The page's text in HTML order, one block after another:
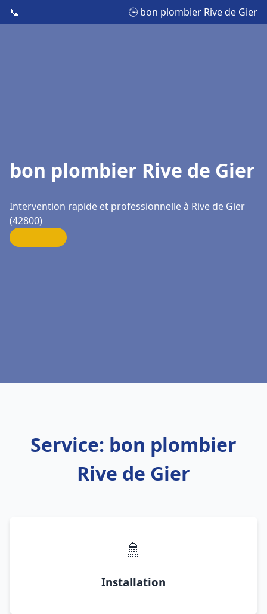
📞 🕒 bon plombier Rive de Gier
bon plombier Rive de Gier
Intervention rapide et professionnelle à Rive de Gier
(42800)
Service: bon plombier
Rive de Gier
🚿
Installation